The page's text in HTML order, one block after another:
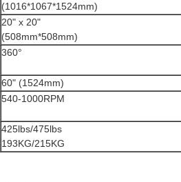
(1016*1067*1524mm)
20" x 20"
(508mm*508mm)
360°
60" (1524mm)
540-1000RPM
425lbs/475lbs
193KG/215KG